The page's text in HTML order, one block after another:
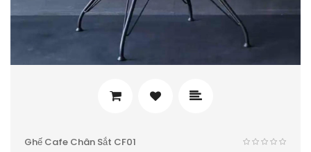
Ghế Cafe Chân Sắt CF01